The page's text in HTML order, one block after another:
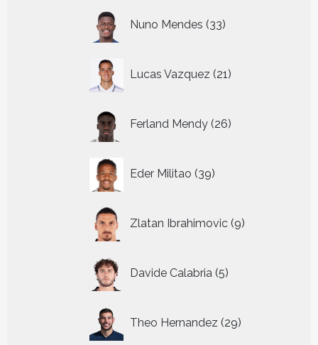
Nuno Mendes 33
producten
Lucas Vazquez 21
producten
Ferland Mendy 26
producten
Eder Militao 39
producten
Zlatan Ibrahimovic 9
producten
Davide Calabria 5
producten
Theo Hernandez 29
producten